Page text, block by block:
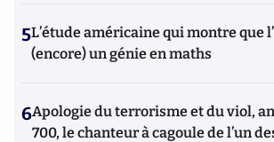
5L’étude américaine qui montre que
(encore) un génie en maths
6Apologie du terrorisme et du viol,
700, le chanteur à cagoule de l’un